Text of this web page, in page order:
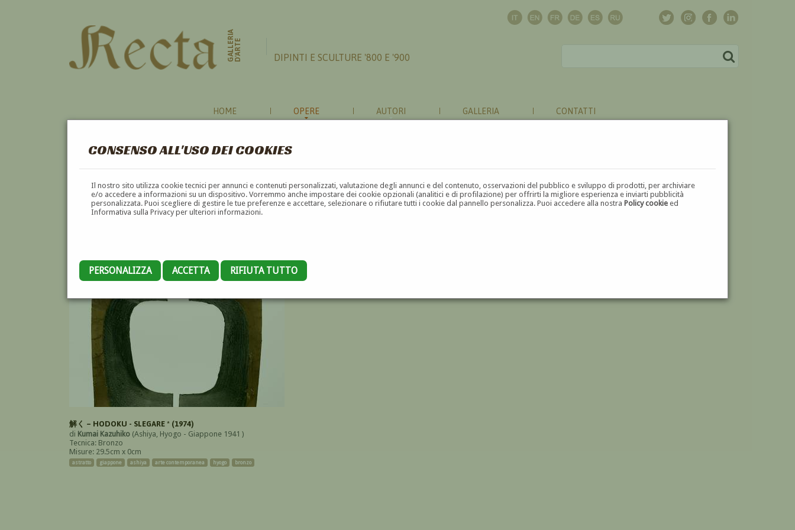
CONSENSO ALL'USO DEI COOKIES
Il nostro sito utilizza cookie tecnici per annunci e contenuti personalizzati, valutazione degli annunci e del contenuto, osservazioni del pubblico e sviluppo di prodotti, per archiviare
e/o accedere a informazioni su un dispositivo. Vorremmo anche impostare dei cookie opzionali (analitici e di profilazione) per offrirti la migliore esperienza e inviarti pubblicità
personalizzata. Puoi scegliere di gestire le tue preferenze e accettare, selezionare o rifiutare tutti i cookie dal pannello personalizza. Puoi accedere alla nostraPolicy cookie ed
Informativa sulla Privacy per ulteriori informazioni.
PERSONALIZZA ACCETTA RIFIUTA TUTTO
GALLERIAD'ARTE DIPINTI E SCULTURE '800 E '900
HOME OPERE AUTORI GALLERIA CONTATTI
OPERE
A B C D E F G H I J K L M N O P Q R S T U V W X Y Z ⬅
解く – HODOKU - SLEGARE * (1974)
di Kumai Kazuhiko (Ashiya, Hyogo - Giappone 1941 )
Tecnica: Bronzo
Misure: 29.5cm x 0cm
astratto giappone ashiya arte contemporanea hyogo bronzo